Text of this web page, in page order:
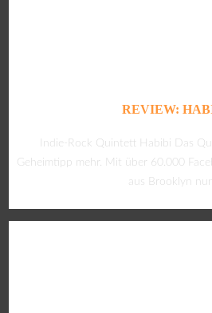
REVIEW:
Indie-Rock Quintett Habibi Das
Geheimtipp mehr. Mit über 60.000
aus Brooklyn